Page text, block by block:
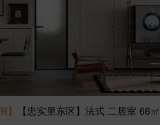
】 【忠实里东区】法式 二居室 66㎡